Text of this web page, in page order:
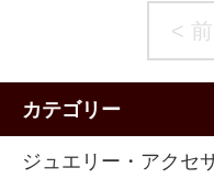
< 前
カテゴリー
ジュエリー・アクセ